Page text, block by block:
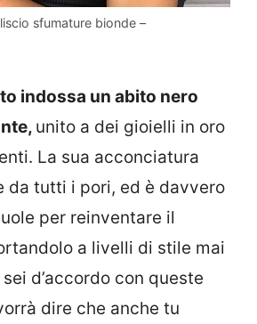
sfumature bionde –
indossa un abito nero
unito a dei gioielli in oro
La sua acconciatura
da tutti i pori, ed è davvero
per reinventare il
a livelli di stile mai
d’accordo con queste
dire che anche tu